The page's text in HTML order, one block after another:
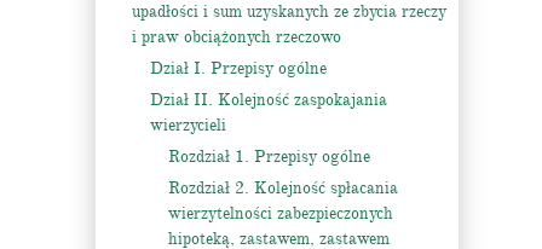
upadłości i sum uzyskanych ze zbycia rzeczy
i praw obciążonych rzeczowo
Dział I. Przepisy ogólne
Dział II. Kolejność zaspokajania
wierzycieli
Rozdział 1. Przepisy ogólne
Rozdział 2. Kolejność spłacania
wierzytelności zabezpieczonych
hipoteką, zastawem, zastawem